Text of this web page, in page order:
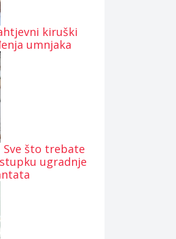
kiruški
umnjaka
Sve što trebate
ugradnje